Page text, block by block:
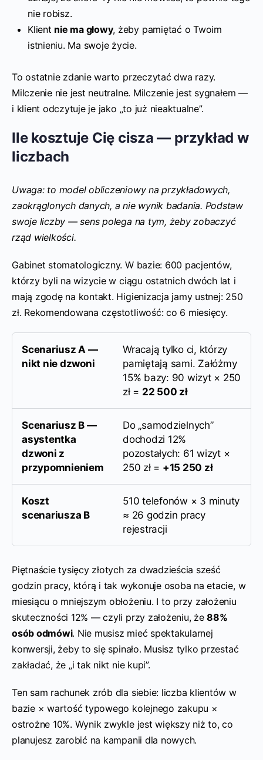
nie robisz.
Klient nie ma głowy, żeby pamiętać o Twoim
istnieniu. Ma swoje życie.
To ostatnie zdanie warto przeczytać dwa razy.
Milczenie nie jest neutralne. Milczenie jest sygnałem —
i klient odczytuje je jako „to już nieaktualne”.
Ile kosztuje Cię cisza — przykład w
liczbach
Uwaga: to model obliczeniowy na przykładowych,
zaokrąglonych danych, a nie wynik badania. Podstaw
swoje liczby — sens polega na tym, żeby zobaczyć
rząd wielkości.
Gabinet stomatologiczny. W bazie: 600 pacjentów,
którzy byli na wizycie w ciągu ostatnich dwóch lat i
mają zgodę na kontakt. Higienizacja jamy ustnej: 250
zł. Rekomendowana częstotliwość: co 6 miesięcy.
Scenariusz A —
nikt nie dzwoni
Wracają tylko ci, którzy
pamiętają sami. Załóżmy
15% bazy: 90 wizyt × 250
zł = 22 500 zł
Scenariusz B —
asystentka
dzwoni z
przypomnieniem
Do „samodzielnych”
dochodzi 12%
pozostałych: 61 wizyt ×
250 zł = +15 250 zł
Koszt
scenariusza B
510 telefonów × 3 minuty
≈ 26 godzin pracy
rejestracji
Piętnaście tysięcy złotych za dwadzieścia sześć
godzin pracy, którą i tak wykonuje osoba na etacie, w
miesiącu o mniejszym obłożeniu. I to przy założeniu
skuteczności 12% — czyli przy założeniu, że88%
osób odmówi. Nie musisz mieć spektakularnej
konwersji, żeby to się spinało. Musisz tylko przestać
zakładać, że „i tak nikt nie kupi”.
Ten sam rachunek zrób dla siebie: liczba klientów w
bazie × wartość typowego kolejnego zakupu ×
ostrożne 10%. Wynik zwykle jest większy niż to, co
planujesz zarobić na kampanii dla nowych.